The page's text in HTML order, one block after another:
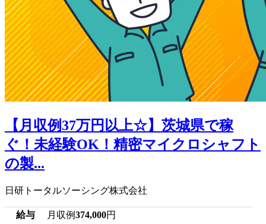
【月収例37万円以上☆】茨城県で稼
ぐ！未経験OK！精密マイクロシャフト
の製...
日研トータルソーシング株式会社
給与 月収例374,000円